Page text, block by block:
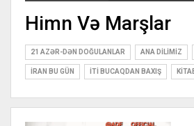
Himn Və Marşlar
21 AZƏR-DƏN DOĞULANLAR ANA DILIMIZ
İRAN BU GÜN İTI BUCAQDAN BAXIŞ